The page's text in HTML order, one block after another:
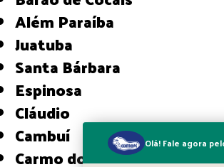
Além Paraíba
Juatuba
Santa Bárbara
Espinosa
Cláudio
Cambuí
Carmo do Paranaíba
Olá! Fale agora